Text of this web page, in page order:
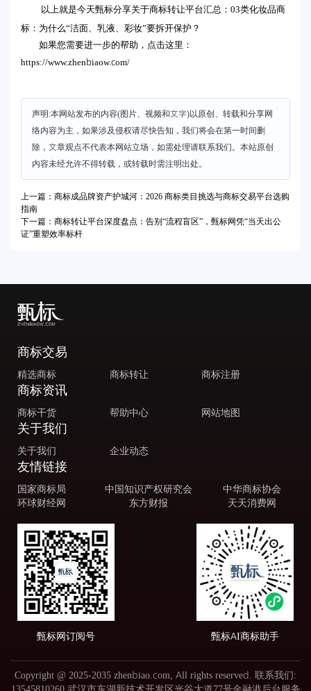
以上就是今天甄标分享关于商标转让平台汇总：03类化妆品商
标：为什么“洁面、乳液、彩妆”要拆开保护？
如果您需要进一步的帮助，点击这里：
https://www.zhenbiaow.com/
声明:本网站发布的内容(图片、视频和文字)以原创、转载和分享网
络内容为主，如果涉及侵权请尽快告知，我们将会在第一时间删
除，文章观点不代表本网站立场，如需处理请联系我们。本站原创
内容未经允许不得转载，或转载时需注明出处。
上一篇：商标成品牌资产护城河：2026 商标类目挑选与商标交易平台选购
指南
下一篇：商标转让平台深度盘点：告别“流程盲区”，甄标网凭“当天出公
证”重塑效率标杆
商标交易
精选商标 商标转让 商标注册
商标资讯
商标干货 帮助中心 网站地图
关于我们
关于我们 企业动态
友情链接
国家商标局 中国知识产权研究会
中华商标协会
环球财经网
东方财报 天天消费网
甄标网订阅号 甄标AI商标助手
Copyright @ 2025-2035 zhenbiao.com, All rights reserved. 联系我们: